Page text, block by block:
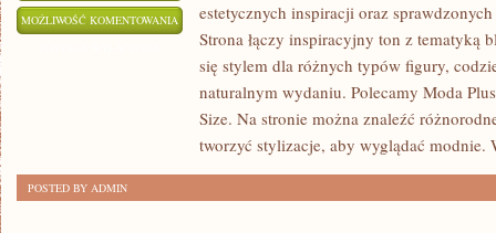
MOŻLIWOŚĆ KOMENTOWANIA ZAKUPY
PLUS
SIZE
estetycznych inspiracji oraz
Strona łączy inspiracyjny ton z tematyką
się stylem dla różnych typów figury,
naturalnym wydaniu. Polecamy Moda
Size. Na stronie można znaleźć
tworzyć stylizacje, aby wyglądać modnie.
POSTED BY ADMIN